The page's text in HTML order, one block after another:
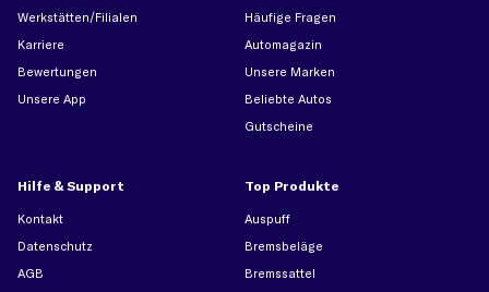
Werkstätten/Filialen
Karriere
Bewertungen
Unsere App
Häufige Fragen
Automagazin
Unsere Marken
Beliebte Autos
Gutscheine
Hilfe & Support
Kontakt
Datenschutz
AGB
Top Produkte
Auspuff
Bremsbeläge
Bremssattel